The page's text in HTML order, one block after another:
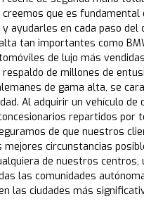
que es fundamental
ayudarles en cada paso del
tan importantes como
de lujo más
respaldo de millones de
de gama alta, se
Al adquirir un vehículo de
repartidos por
de que nuestros
circunstancias
de nuestros centros,
las comunidades
las ciudades más